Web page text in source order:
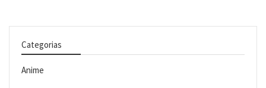
Categorias
Anime